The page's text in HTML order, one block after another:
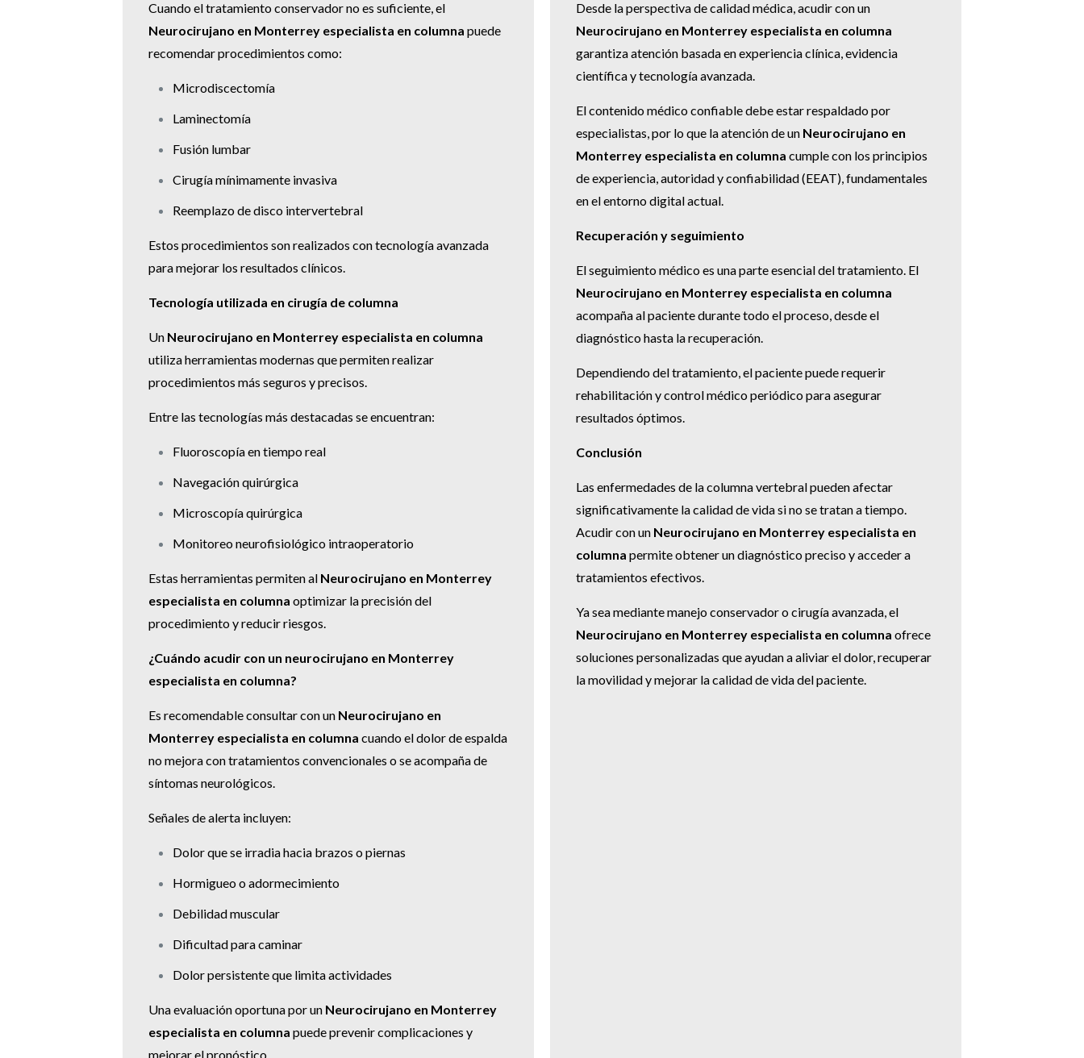
Cuando el tratamiento conservador no es suficiente, el
Neurocirujano en Monterrey especialista en columna puede
recomendar procedimientos como:
Microdiscectomía
Laminectomía
Fusión lumbar
Cirugía mínimamente invasiva
Reemplazo de disco intervertebral
Estos procedimientos son realizados con tecnología avanzada
para mejorar los resultados clínicos.
Tecnología utilizada en cirugía de columna
Un Neurocirujano en Monterrey especialista en columna
utiliza herramientas modernas que permiten realizar
procedimientos más seguros y precisos.
Entre las tecnologías más destacadas se encuentran:
Fluoroscopía en tiempo real
Navegación quirúrgica
Microscopía quirúrgica
Monitoreo neurofisiológico intraoperatorio
Estas herramientas permiten al Neurocirujano en Monterrey
especialista en columna optimizar la precisión del
procedimiento y reducir riesgos.
¿Cuándo acudir con un neurocirujano en Monterrey
especialista en columna?
Es recomendable consultar con un Neurocirujano en
Monterrey especialista en columna cuando el dolor de espalda
no mejora con tratamientos convencionales o se acompaña de
síntomas neurológicos.
Señales de alerta incluyen:
Dolor que se irradia hacia brazos o piernas
Hormigueo o adormecimiento
Debilidad muscular
Dificultad para caminar
Dolor persistente que limita actividades
Una evaluación oportuna por un Neurocirujano en Monterrey
especialista en columna puede prevenir complicaciones y
mejorar el pronóstico.
Desde la perspectiva de calidad médica, acudir con un
Neurocirujano en Monterrey especialista en columna
garantiza atención basada en experiencia clínica, evidencia
científica y tecnología avanzada.
El contenido médico confiable debe estar respaldado por
especialistas, por lo que la atención de un Neurocirujano en
Monterrey especialista en columna cumple con los principios
de experiencia, autoridad y confiabilidad (EEAT), fundamentales
en el entorno digital actual.
Recuperación y seguimiento
El seguimiento médico es una parte esencial del tratamiento. El
Neurocirujano en Monterrey especialista en columna
acompaña al paciente durante todo el proceso, desde el
diagnóstico hasta la recuperación.
Dependiendo del tratamiento, el paciente puede requerir
rehabilitación y control médico periódico para asegurar
resultados óptimos.
Conclusión
Las enfermedades de la columna vertebral pueden afectar
significativamente la calidad de vida si no se tratan a tiempo.
Acudir con un Neurocirujano en Monterrey especialista en
columna permite obtener un diagnóstico preciso y acceder a
tratamientos efectivos.
Ya sea mediante manejo conservador o cirugía avanzada, el
Neurocirujano en Monterrey especialista en columna ofrece
soluciones personalizadas que ayudan a aliviar el dolor, recuperar
la movilidad y mejorar la calidad de vida del paciente.